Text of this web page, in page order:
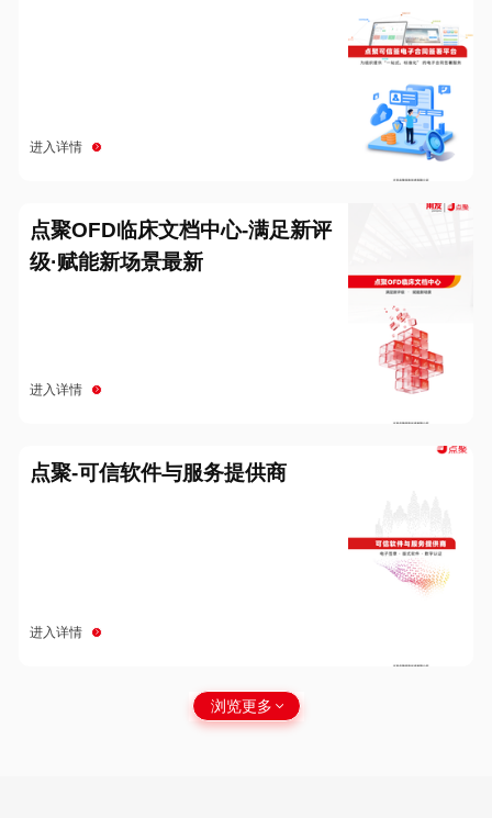
进入详情
点聚OFD临床文档中心-满足新评
级·赋能新场景最新
进入详情
点聚-可信软件与服务提供商
进入详情
浏览更多